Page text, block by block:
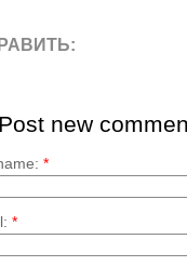
Post new
*
*